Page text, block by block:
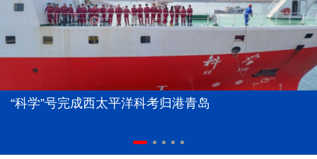
“科学”号完成西太平洋科考归港青岛